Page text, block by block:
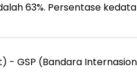
63%. Persentase
- GSP (Bandara